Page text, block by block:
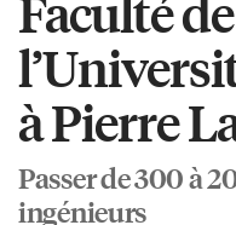
Faculté
à Pierre
Passer de 300 à
ingénieurs